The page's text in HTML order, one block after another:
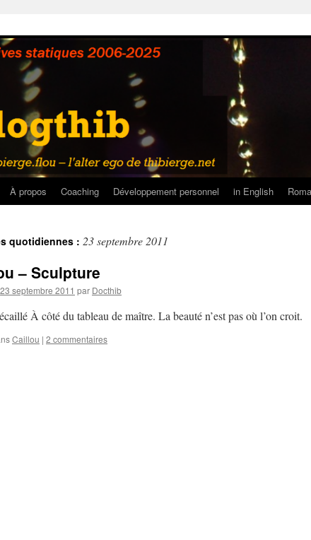
À propos Coaching Développement personnel in English
quotidiennes : 23 septembre 2011
– Sculpture
23 septembre 2011 par Docthib
À côté du tableau de maître. La beauté n’est pas où l’on croit.
Caillou | 2 commentaires